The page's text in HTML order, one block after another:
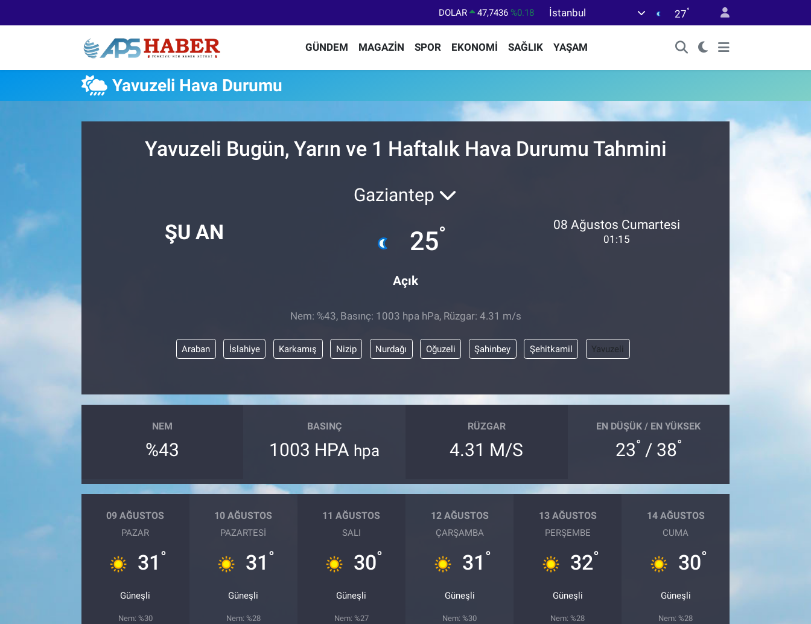
DOLAR 47,7436 %0.18
BİST100
13.779 %-14
BITCOIN
64.960,21 %0.87
İstanbul 27°
GÜNDEM MAGAZİN SPOR EKONOMİ SAĞLIK YAŞAM
Yavuzeli Hava Durumu
Yavuzeli Bugün, Yarın ve 1 Haftalık Hava Durumu Tahmini
ŞU AN
Gaziantep
25°
Açık
08 Ağustos Cumartesi
01:15
Nem: %43, Basınç: 1003 hpa hPa, Rüzgar: 4.31 m/s
Araban İslahiye Karkamış Nizip Nurdağı Oğuzeli Şahinbey Şehitkamil Yavuzeli
NEM
%43
BASINÇ
1003 HPA hpa
RÜZGAR
4.31 M/S
EN DÜŞÜK / EN YÜKSEK
23° / 38°
09 AĞUSTOS
PAZAR
31 °
Güneşli
Nem: %30
10 AĞUSTOS
PAZARTESI
31 °
Güneşli
Nem: %28
11 AĞUSTOS
SALI
30°
Güneşli
Nem: %27
12 AĞUSTOS
ÇARŞAMBA
31 °
Güneşli
Nem: %30
13 AĞUSTOS
PERŞEMBE
32°
Güneşli
Nem: %28
14 AĞUSTOS
CUMA
30°
Güneşli
Nem: %28